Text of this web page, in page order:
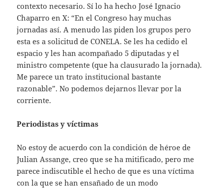
contexto necesario. Sí lo ha hecho José Ignacio
Chaparro en X: “En el Congreso hay muchas
jornadas así. A menudo las piden los grupos pero
esta es a solicitud de CONELA. Se les ha cedido el
espacio y les han acompañado 5 diputadas y el
ministro competente (que ha clausurado la jornada).
Me parece un trato institucional bastante
razonable”. No podemos dejarnos llevar por la
corriente.
Periodistas y víctimas
No estoy de acuerdo con la condición de héroe de
Julian Assange, creo que se ha mitificado, pero me
parece indiscutible el hecho de que es una víctima
con la que se han ensañado de un modo